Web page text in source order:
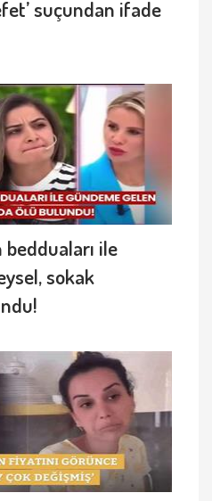
suçundan ifade
bedduaları ile
sokak